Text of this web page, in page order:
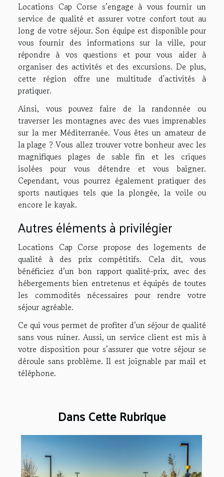
Locations Cap Corse s’engage à vous fournir un
service de qualité et assurer votre confort tout au
long de votre séjour. Son équipe est disponible pour
vous fournir des informations sur la ville, pour
répondre à vos questions et pour vous aider à
organiser des activités et des excursions. De plus,
cette région offre une multitude d'activités à
pratiquer.
Ainsi, vous pouvez faire de la randonnée ou
traverser les montagnes avec des vues imprenables
sur la mer Méditerranée. Vous êtes un amateur de
la plage ? Vous allez trouver votre bonheur avec les
magnifiques plages de sable fin et les criques
isolées pour vous détendre et vous baigner.
Cependant, vous pourrez également pratiquer des
sports nautiques tels que la plongée, la voile ou
encore le kayak.
Autres éléments à privilégier
Locations Cap Corse propose des logements de
qualité à des prix compétitifs. Cela dit, vous
bénéficiez d’un bon rapport qualité-prix, avec des
hébergements bien entretenus et équipés de toutes
les commodités nécessaires pour rendre votre
séjour agréable.
Ce qui vous permet de profiter d’un séjour de qualité
sans vous ruiner. Aussi, un service client est mis à
votre disposition pour s’assurer que votre séjour se
déroule sans problème. Il est joignable par mail et
téléphone.
Dans Cette Rubrique